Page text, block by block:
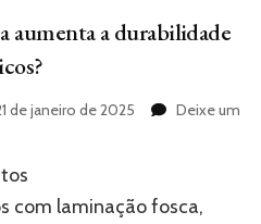
aumenta a durabilidade
de janeiro de 2025
Deixe um
com laminação fosca,